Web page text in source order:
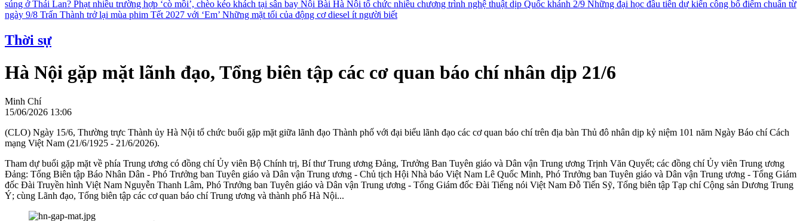
súng ở Thái Lan? Phạt nhiều trường hợp ‘cò mồi’, chèo kéo khách tại sân bay Nội Bài Hà Nội tổ chức nhiều chương trình nghệ thuật dịp Quốc khánh 2/9 Những đại học đầu tiên dự kiến công bố điểm chuẩn từ
ngày 9/8 Trấn Thành trở lại mùa phim Tết 2027 với ‘Em’ Những mặt tối của động cơ diesel ít người biết
Thời sự
Hà Nội gặp mặt lãnh đạo, Tổng biên tập các cơ quan báo chí nhân dịp 21/6
Minh Chí
15/06/2026 13:06
(CLO) Ngày 15/6, Thường trực Thành ủy Hà Nội tổ chức buổi gặp mặt giữa lãnh đạo Thành phố với đại biểu lãnh đạo các cơ quan báo chí trên địa bàn Thủ đô nhân dịp kỷ niệm 101 năm Ngày Báo chí Cách
mạng Việt Nam (21/6/1925 - 21/6/2026).
Tham dự buổi gặp mặt về phía Trung ương có đồng chí Ủy viên Bộ Chính trị, Bí thư Trung ương Đảng, Trưởng Ban Tuyên giáo và Dân vận Trung ương Trịnh Văn Quyết; các đồng chí Ủy viên Trung ương
Đảng: Tổng Biên tập Báo Nhân Dân - Phó Trưởng ban Tuyên giáo và Dân vận Trung ương - Chủ tịch Hội Nhà báo Việt Nam Lê Quốc Minh, Phó Trưởng ban Tuyên giáo và Dân vận Trung ương - Tổng Giám
đốc Đài Truyền hình Việt Nam Nguyễn Thanh Lâm, Phó Trưởng ban Tuyên giáo và Dân vận Trung ương - Tổng Giám đốc Đài Tiếng nói Việt Nam Đỗ Tiến Sỹ, Tổng biên tập Tạp chí Cộng sản Dương Trung
Ý; cùng Lãnh đạo, Tổng biên tập các cơ quan báo chí Trung ương và thành phố Hà Nội...